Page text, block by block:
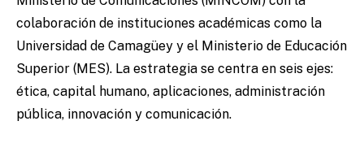
colaboración de instituciones académicas como la
Universidad de Camagüey y el Ministerio de Educación
Superior (MES). La estrategia se centra en seis ejes:
ética, capital humano, aplicaciones, administración
pública, innovación y comunicación.